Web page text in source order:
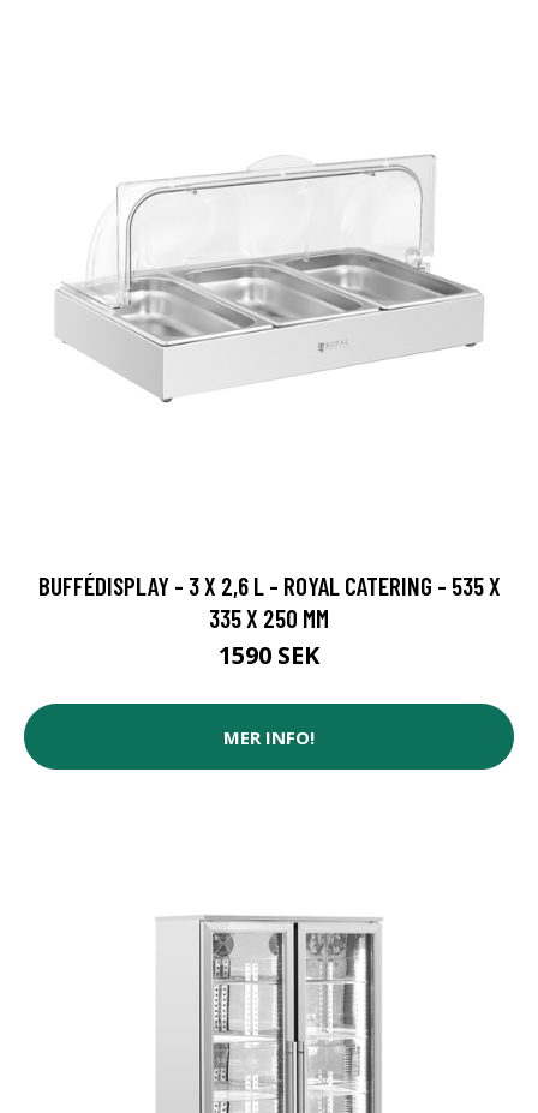
BUFFÉDISPLAY - 3 X 2,6 L - ROYAL CATERING - 535 X
335 X 250 MM
1590 SEK
MER INFO!